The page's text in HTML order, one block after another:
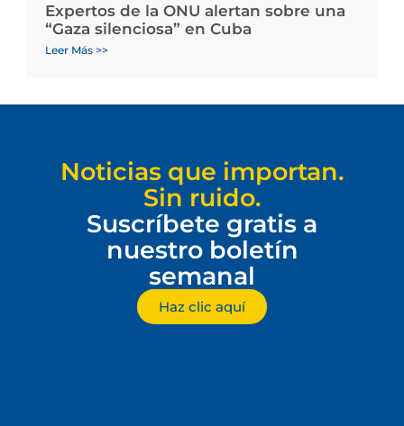
Expertos de la ONU alertan sobre una
“Gaza silenciosa” en Cuba
Leer Más >>
Noticias que importan.
Sin ruido.
Suscríbete gratis a
nuestro boletín
semanal
Haz clic aquí